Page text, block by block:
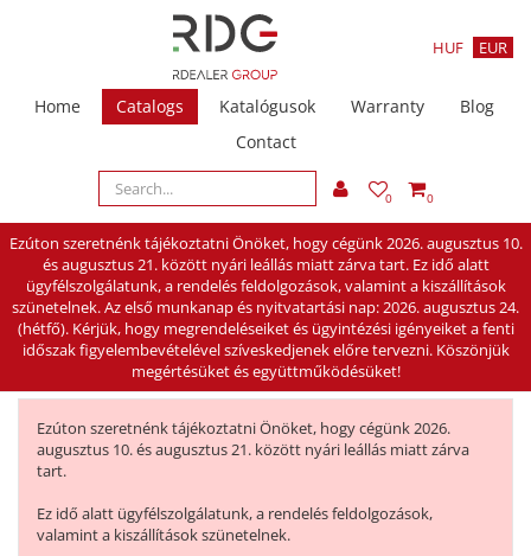
HUF EUR
Home Catalogs Katalógusok Warranty
Blog
Contact
0 0
Ezúton szeretnénk tájékoztatni Önöket, hogy cégünk 2026. augusztus 10.
és augusztus 21. között nyári leállás miatt zárva tart. Ez idő alatt
ügyfélszolgálatunk, a rendelés feldolgozások, valamint a kiszállítások
szünetelnek. Az első munkanap és nyitvatartási nap: 2026. augusztus 24.
(hétfő). Kérjük, hogy megrendeléseiket és ügyintézési igényeiket a fenti
időszak figyelembevételével szíveskedjenek előre tervezni. Köszönjük
megértésüket és együttműködésüket!
Ezúton szeretnénk tájékoztatni Önöket, hogy cégünk 2026.
augusztus 10. és augusztus 21. között nyári leállás miatt zárva
tart.
Ez idő alatt ügyfélszolgálatunk, a rendelés feldolgozások,
valamint a kiszállítások szünetelnek.